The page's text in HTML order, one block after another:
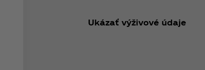
Ukázať výživové údaje